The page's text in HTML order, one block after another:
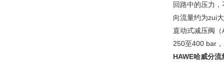
回路中的压力
向流量约为zui
直动式减压阀
250至400 bar
HAWE哈威分流